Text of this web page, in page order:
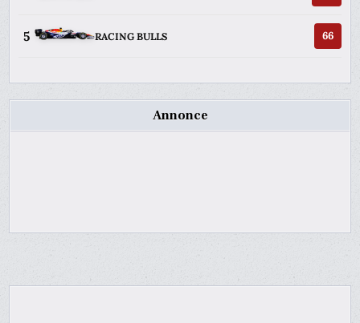
5 RACING BULLS 66
Annonce